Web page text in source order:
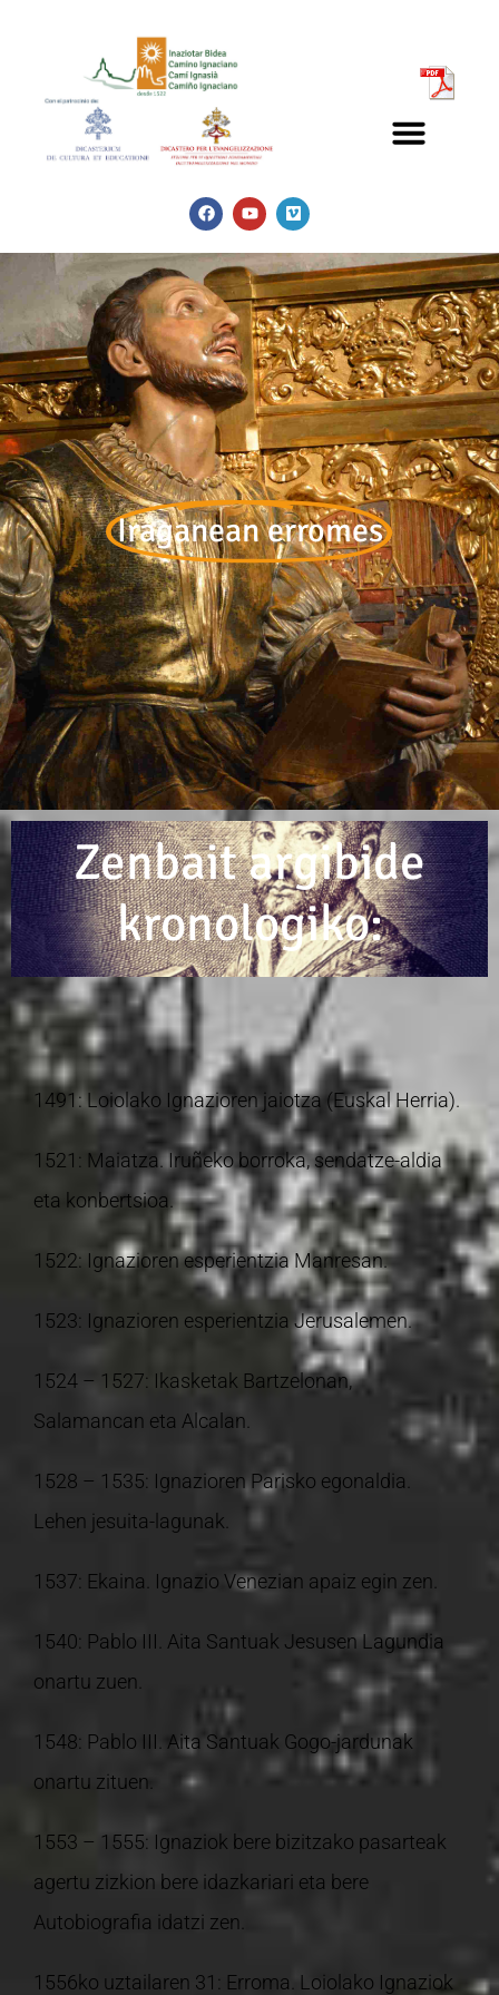
Iraganean erromes
Zenbait argibide
kronologiko:
1491: Loiolako Ignazioren jaiotza (Euskal Herria).
1521: Maiatza. Iruñeko borroka, sendatze-aldia
eta konbertsioa.
1522: Ignazioren esperientzia Manresan.
1523: Ignazioren esperientzia Jerusalemen.
1524 – 1527: Ikasketak Bartzelonan,
Salamancan eta Alcalan.
1528 – 1535: Ignazioren Parisko egonaldia.
Lehen jesuita-lagunak.
1537: Ekaina. Ignazio Venezian apaiz egin zen.
1540: Pablo III. Aita Santuak Jesusen Lagundia
onartu zuen.
1548: Pablo III. Aita Santuak Gogo-jardunak
onartu zituen.
1553 – 1555: Ignaziok bere bizitzako pasarteak
agertu zizkion bere idazkariari eta bere
Autobiografia idatzi zen.
1556ko uztailaren 31: Erroma. Loiolako Ignaziok